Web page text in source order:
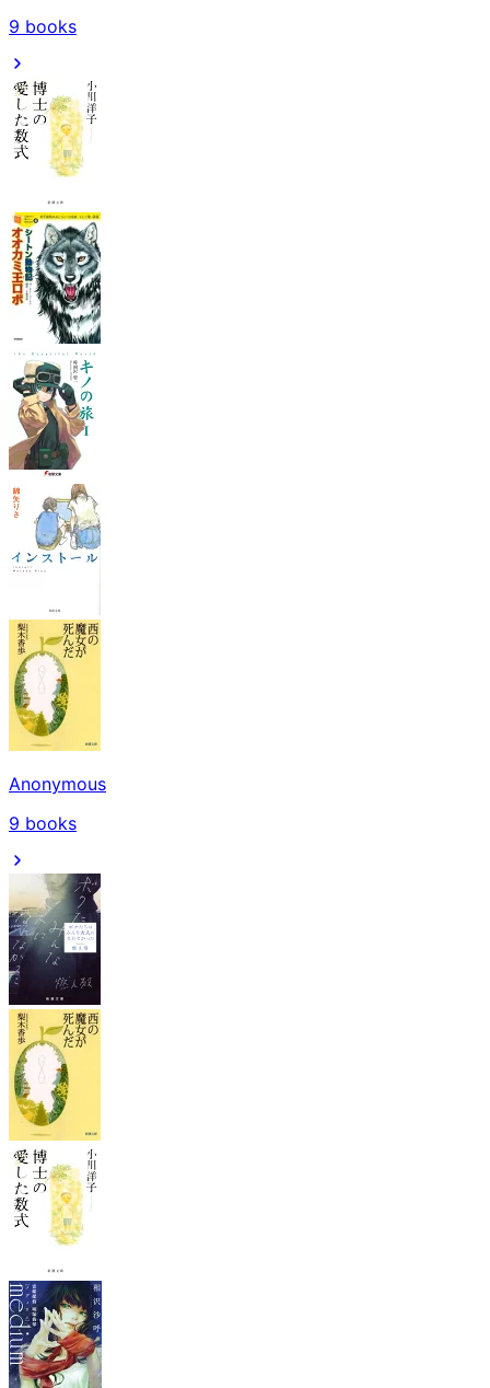
9 books
Anonymous
9 books